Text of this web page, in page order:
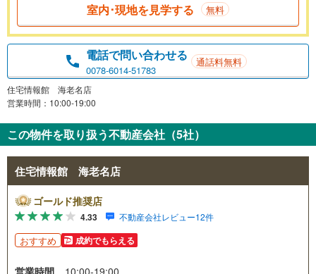
室内･現地を見学する 無料
電話で問い合わせる
0078-6014-51783
通話料無料
住宅情報館 海老名店
営業時間：10:00-19:00
この物件を取り扱う不動産会社（5社）
住宅情報館 海老名店
ゴールド推奨店
4.33 不動産会社レビュー12件
おすすめ 成約でもらえる